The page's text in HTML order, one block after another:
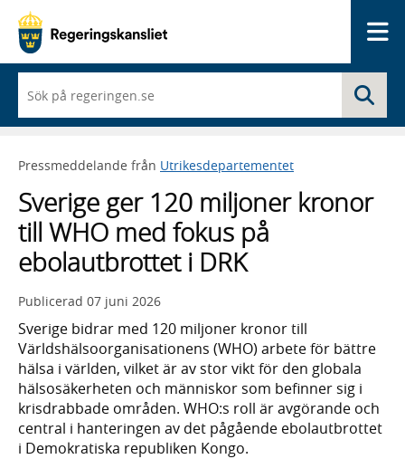
du
börjar
skriva
framträder
lista
med
sökförslag
Pressmeddelande från Utrikesdepartementet
Sverige ger 120 miljoner kronor
till WHO med fokus på
ebolautbrottet i DRK
Publicerad 07 juni 2026
Sverige bidrar med 120 miljoner kronor till
Världshälsoorganisationens (WHO) arbete för bättre
hälsa i världen, vilket är av stor vikt för den globala
hälsosäkerheten och människor som befinner sig i
krisdrabbade områden. WHO:s roll är avgörande och
central i hanteringen av det pågående ebolautbrottet
i Demokratiska republiken Kongo.